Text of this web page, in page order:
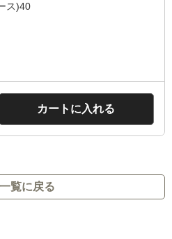
ス)40
カートに入れる
覧に戻る